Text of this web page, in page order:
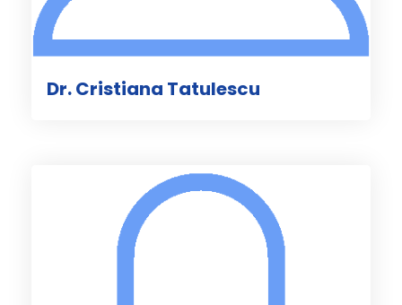
Dr. Cristiana Tatulescu